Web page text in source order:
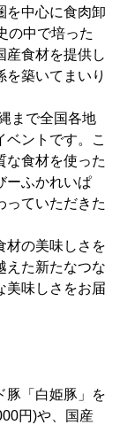
を中心に食肉卸
の中で培った
産食材を提供し
築いてまいり
まで全国各地
ントです。こ
な食材を使った
ーふかれいぱ
っていただきた
材の美味しさを
えた新たなつな
美味しさをお届
豚「白姫豚」を
円)や、国産